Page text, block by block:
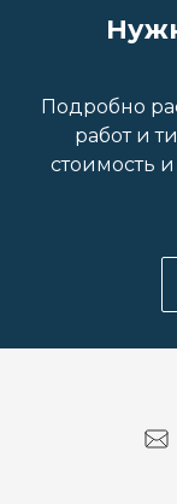
Подробно
работ и
стоимость